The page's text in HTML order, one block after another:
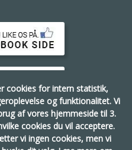
cookies for intern statistik,
og funktionalitet. Vi
af vores hjemmeside til 3.
cookies du vil acceptere.
vi ingen cookies, men vi